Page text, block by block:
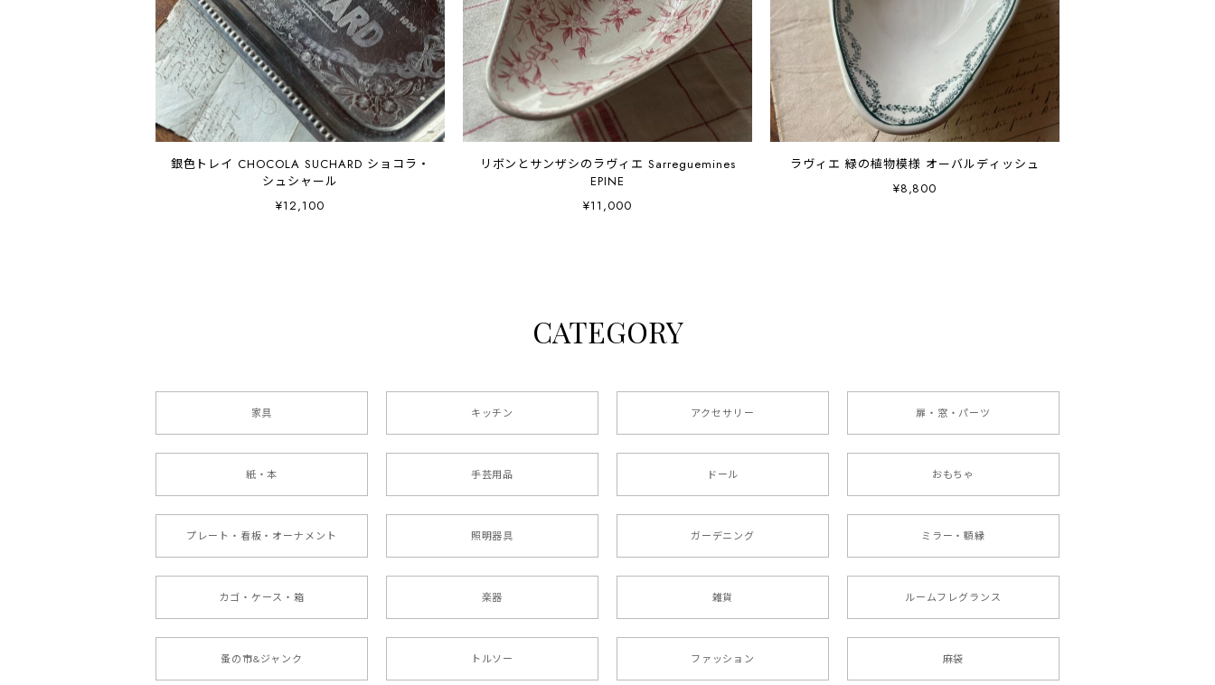
銀色トレイ CHOCOLA SUCHARD ショコラ・
シュシャール
¥12,100
リボンとサンザシのラヴィエ Sarreguemines
EPINE
¥11,000
ラヴィエ 緑の植物模様 オーバルディッシュ
¥8,800
CATEGORY
家具 キッチン アクセサリー 扉・窓・パーツ
紙・本 手芸用品 ドール おもちゃ
プレート・看板・オーナメント 照明器具 ガーデニング ミラー・額縁
カゴ・ケース・箱 楽器 雑貨 ルームフレグランス
蚤の市&ジャンク トルソー ファッション 麻袋